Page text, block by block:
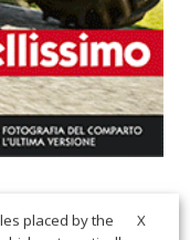
X
placed by the